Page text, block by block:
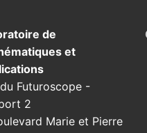
de
et
Futuroscope -
2
Marie et Pierre